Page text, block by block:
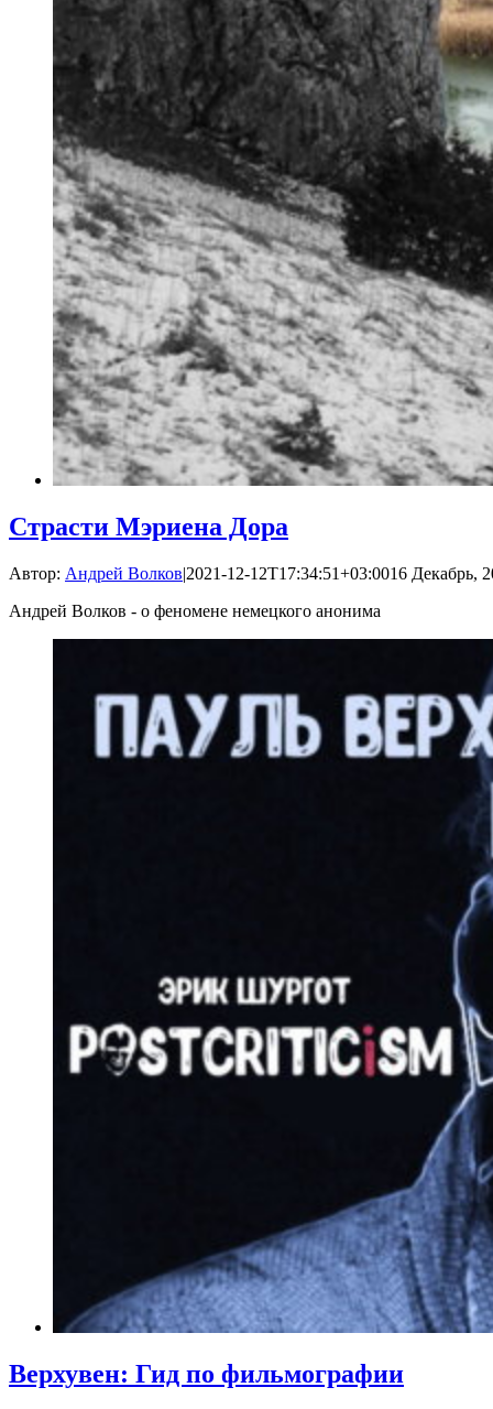
Страсти Мэриена Дора
Автор: Андрей Волков|2021-12-12T17:34:51+03:0016 Декабрь,
Андрей Волков - о феномене немецкого анонима
Верхувен: Гид по фильмографии